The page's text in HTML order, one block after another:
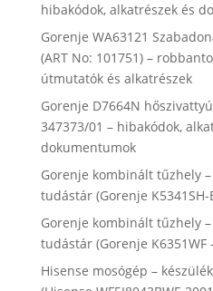
hibakódok, alkatrészek és
Gorenje WA63121
(ART No: 101751) –
útmutatók és alkatrészek
Gorenje D7664N
347373/01 – hibakódok,
dokumentumok
Gorenje kombinált tűzhely
tudástár (Gorenje K5341SH-
Gorenje kombinált tűzhely
tudástár (Gorenje K6351WF
Hisense mosógép –